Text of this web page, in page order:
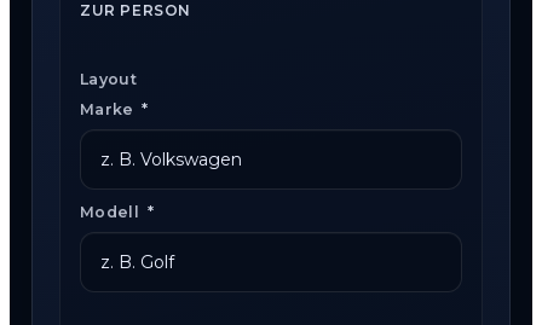
ZUR PERSON
Layout
Marke *
Modell *